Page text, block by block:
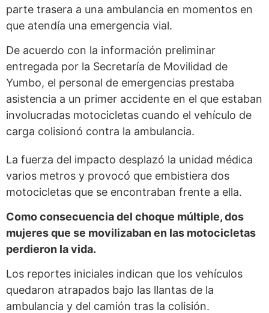
parte trasera a una ambulancia en momentos en
que atendía una emergencia vial.
De acuerdo con la información preliminar
entregada por la Secretaría de Movilidad de
Yumbo, el personal de emergencias prestaba
asistencia a un primer accidente en el que estaban
involucradas motocicletas cuando el vehículo de
carga colisionó contra la ambulancia.
La fuerza del impacto desplazó la unidad médica
varios metros y provocó que embistiera dos
motocicletas que se encontraban frente a ella.
Como consecuencia del choque múltiple, dos
mujeres que se movilizaban en las motocicletas
perdieron la vida.
Los reportes iniciales indican que los vehículos
quedaron atrapados bajo las llantas de la
ambulancia y del camión tras la colisión.